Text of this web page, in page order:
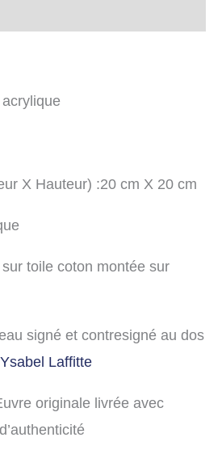
acrylique
X Hauteur) :20 cm X 20 cm
toile coton montée sur
signé et contresigné au dos
Ysabel Laffitte
originale livrée avec